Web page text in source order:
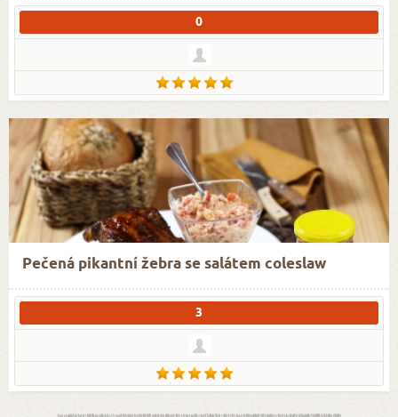
0
Pečená pikantní žebra se salátem coleslaw
3